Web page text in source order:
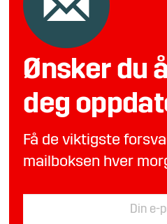
Ønsker du
deg
Få de viktigste
mailboksen hver